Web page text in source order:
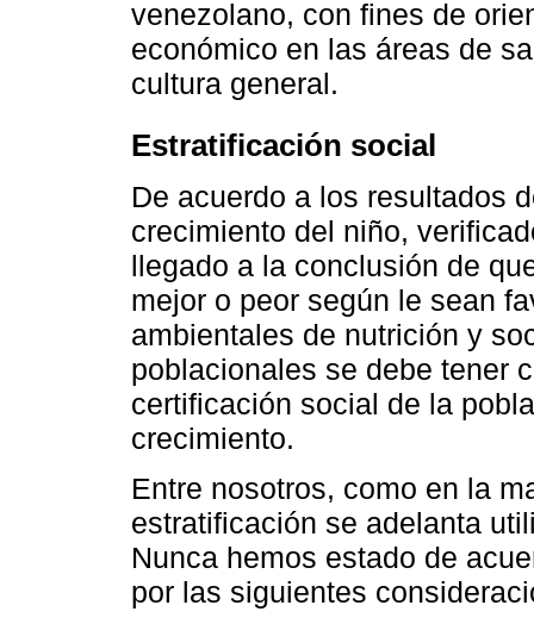
venezolano, con fines de
económico en las áreas de
cultura general.
Estratificación social
De acuerdo a los resultados
crecimiento del niño,
llegado a la conclusión de
mejor o peor según le sean
ambientales de nutrición y
poblacionales se debe tener
certificación social de la
crecimiento.
Entre nosotros, como en la
estratificación se adelanta
Nunca hemos estado de
por las siguientes